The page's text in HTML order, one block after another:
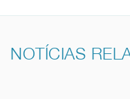
NOTÍCIAS